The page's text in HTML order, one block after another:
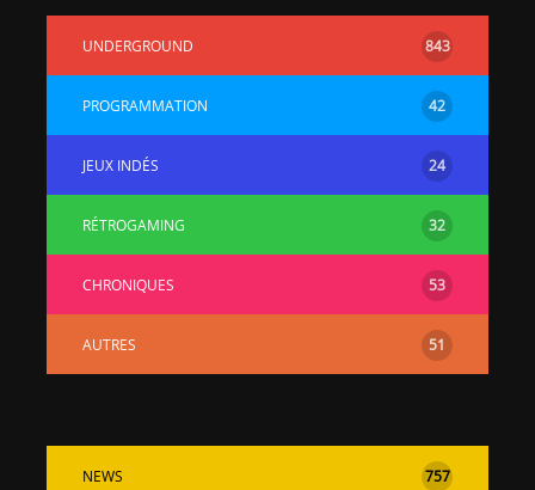
UNDERGROUND 843
PROGRAMMATION 42
JEUX INDÉS 24
RÉTROGAMING 32
CHRONIQUES 53
AUTRES 51
NEWS 757